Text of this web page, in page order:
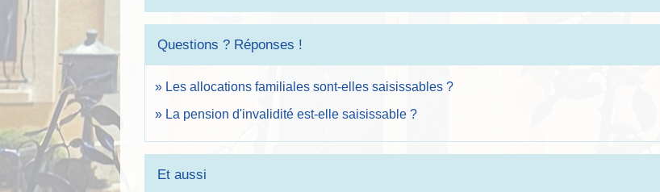
Questions ? Réponses !
Les allocations familiales sont-elles saisissables ?
La pension d'invalidité est-elle saisissable ?
Et aussi